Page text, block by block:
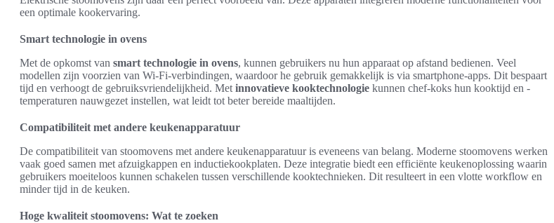
een optimale kookervaring.
Smart technologie in ovens
Met de opkomst van smart technologie in ovens, kunnen gebruikers nu hun apparaat op afstand bedienen. Veel
modellen zijn voorzien van Wi-Fi-verbindingen, waardoor he gebruik gemakkelijk is via smartphone-apps. Dit bespaart
tijd en verhoogt de gebruiksvriendelijkheid. Met innovatieve kooktechnologie kunnen chef-koks hun kooktijd en -
temperaturen nauwgezet instellen, wat leidt tot beter bereide maaltijden.
Compatibiliteit met andere keukenapparatuur
De compatibiliteit van stoomovens met andere keukenapparatuur is eveneens van belang. Moderne stoomovens werken
vaak goed samen met afzuigkappen en inductiekookplaten. Deze integratie biedt een efficiënte keukenoplossing waarin
gebruikers moeiteloos kunnen schakelen tussen verschillende kooktechnieken. Dit resulteert in een vlotte workflow en
minder tijd in de keuken.
Hoge kwaliteit stoomovens: Wat te zoeken